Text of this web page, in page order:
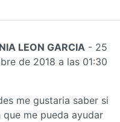
LEON GARCIA - 25
de 2018 a las 01:30
me gustaria saber si
que me pueda ayudar